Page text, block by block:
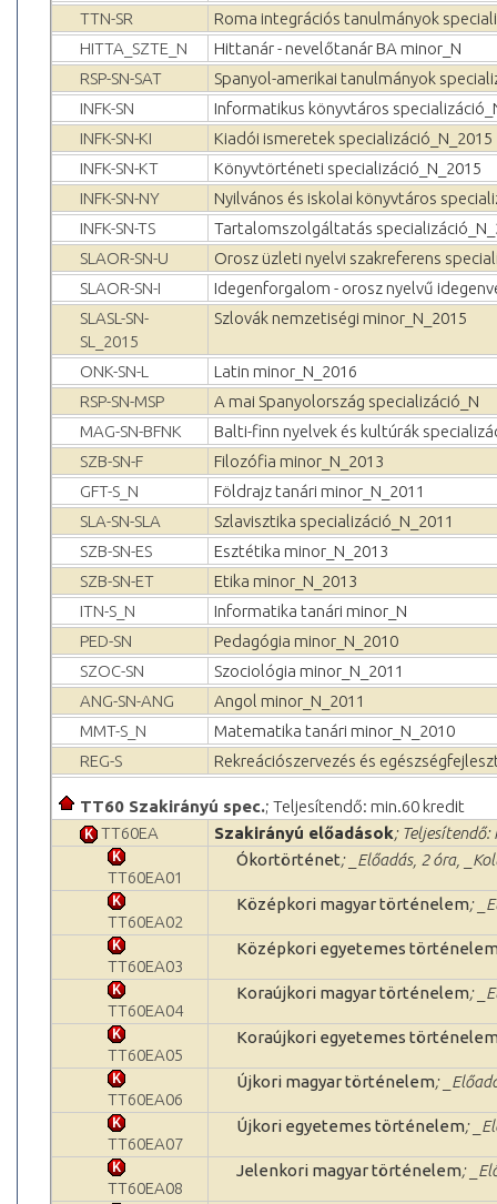
TTN-SR
Roma integrációs tanulmányok
HITTA_SZTE_N
Hittanár - nevelőtanár BA minor_N
RSP-SN-SAT
Spanyol-amerikai tanulmányok
INFK-SN
Informatikus könyvtáros
INFK-SN-KI
Kiadói ismeretek specializáció_N_2015
INFK-SN-KT
Könyvtörténeti specializáció_N_2015
INFK-SN-NY
Nyilvános és iskolai könyvtáros
INFK-SN-TS
Tartalomszolgáltatás
SLAOR-SN-U
Orosz üzleti nyelvi szakreferens
SLAOR-SN-I
Idegenforgalom - orosz nyelvű
SLASL-SN-
SL_2015
Szlovák nemzetiségi minor_N_2015
ONK-SN-L
Latin minor_N_2016
RSP-SN-MSP
A mai Spanyolország specializáció_N
MAG-SN-BFNK
Balti-finn nyelvek és kultúrák
SZB-SN-F
Filozófia minor_N_2013
GFT-S_N
Földrajz tanári minor_N_2011
SLA-SN-SLA
Szlavisztika specializáció_N_2011
SZB-SN-ES
Esztétika minor_N_2013
SZB-SN-ET
Etika minor_N_2013
ITN-S_N
Informatika tanári minor_N
PED-SN
Pedagógia minor_N_2010
SZOC-SN
Szociológia minor_N_2011
ANG-SN-ANG
Angol minor_N_2011
MMT-S_N
Matematika tanári minor_N_2010
REG-S
Rekreációszervezés és
TT60 Szakirányú spec.; Teljesítendő: min.60 kredit
TT60EA
Szakirányú előadások;
TT60EA01
Ókortörténet; _Előadás, 2 óra,
TT60EA02
Középkori magyar történelem;
TT60EA03
Középkori egyetemes
TT60EA04
Koraújkori magyar történelem;
TT60EA05
Koraújkori egyetemes
TT60EA06
Újkori magyar történelem;
TT60EA07
Újkori egyetemes történelem;
TT60EA08
Jelenkori magyar történelem;